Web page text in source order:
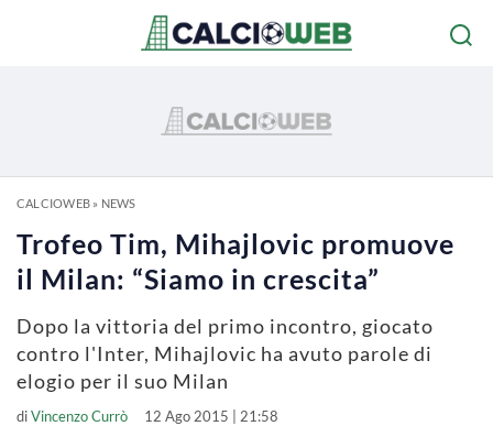
CALCIOWEB» NEWS
Trofeo Tim, Mihajlovic promuove
il Milan: “Siamo in crescita”
Dopo la vittoria del primo incontro, giocato
contro l'Inter, Mihajlovic ha avuto parole di
elogio per il suo Milan
diVincenzo Currò 12 Ago 2015 | 21:58